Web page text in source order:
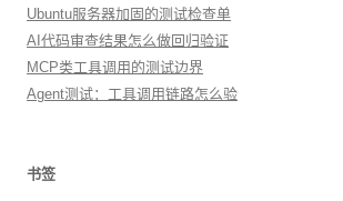
Ubuntu服务器加固的测试检查单
AI代码审查结果怎么做回归验证
MCP类工具调用的测试边界
Agent测试：工具调用链路怎么验
书签